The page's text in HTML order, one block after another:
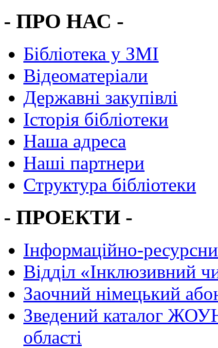
- ПРО НАС -
Бібліотека у ЗМІ
Відеоматеріали
Державні закупівлі
Історія бібліотеки
Наша адреса
Наші партнери
Структура бібліотеки
- ПРОЕКТИ -
Інформаційно-
Вiддiл «Інклюзивний
Заочний німецький
Зведений каталог
області